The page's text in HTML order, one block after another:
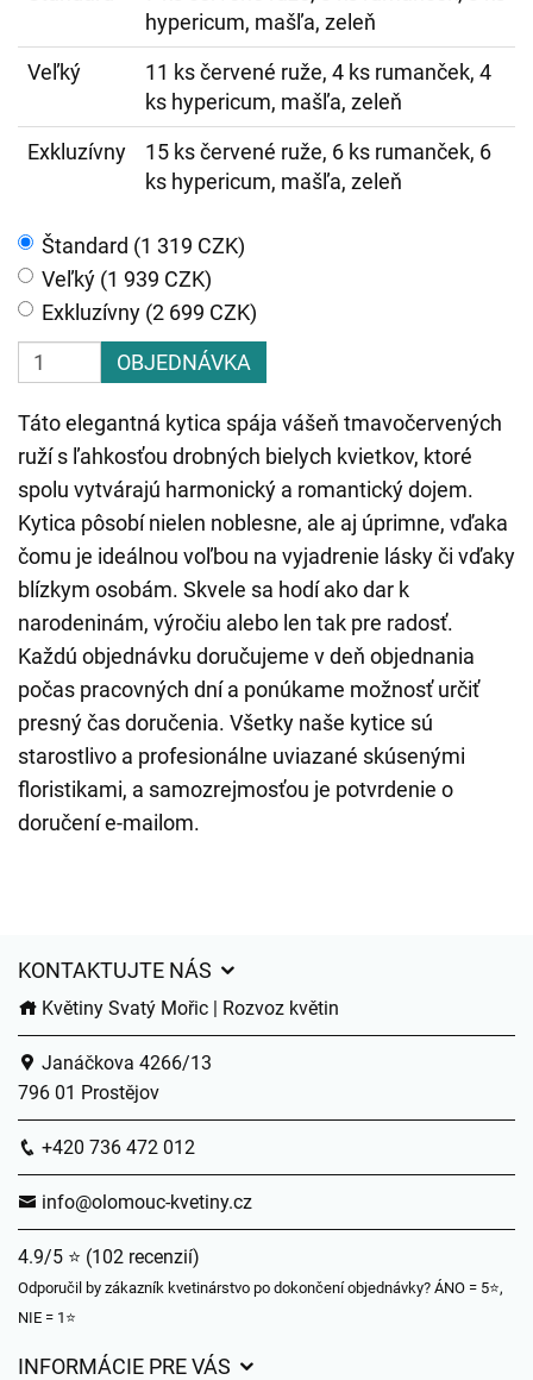
hypericum, mašľa, zeleň
Veľký
11 ks červené ruže, 4 ks rumanček, 4
ks hypericum, mašľa, zeleň
Exkluzívny
15 ks červené ruže, 6 ks rumanček, 6
ks hypericum, mašľa, zeleň
Štandard (1 319 CZK)
Veľký (1 939 CZK)
Exkluzívny (2 699 CZK)
OBJEDNÁVKA
Táto elegantná kytica spája vášeň tmavočervených
ruží s ľahkosťou drobných bielych kvietkov, ktoré
spolu vytvárajú harmonický a romantický dojem.
Kytica pôsobí nielen noblesne, ale aj úprimne, vďaka
čomu je ideálnou voľbou na vyjadrenie lásky či vďaky
blízkym osobám. Skvele sa hodí ako dar k
narodeninám, výročiu alebo len tak pre radosť.
Každú objednávku doručujeme v deň objednania
počas pracovných dní a ponúkame možnosť určiť
presný čas doručenia. Všetky naše kytice sú
starostlivo a profesionálne uviazané skúsenými
floristikami, a samozrejmosťou je potvrdenie o
doručení e-mailom.
KONTAKTUJTE NÁS
Květiny Svatý Mořic | Rozvoz květin
Janáčkova 4266/13
796 01 Prostějov
+420 736 472 012
info@olomouc-kvetiny.cz
4.9/5 ⭐ (102 recenzií)
Odporučil by zákazník kvetinárstvo po dokončení objednávky? ÁNO = 5⭐,
NIE = 1⭐
INFORMÁCIE PRE VÁS